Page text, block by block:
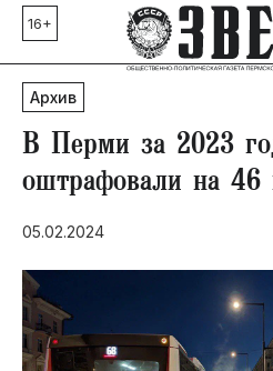
Главные темы
80 лет Победы
Молодежная столица РФ
СВО
Выборы в Пермском крае
Социальная поддержка
Инфраструктура
Благоустройство
16+
Архив
В Перми за 2023
оштрафовали на
05.02.2024